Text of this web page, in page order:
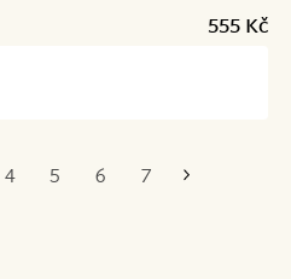
555 Kč
4 5 6 7